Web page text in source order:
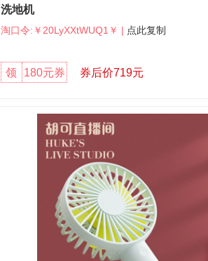
洗地机
淘口令:￥20LyXXtWUQ1￥ | 点此复制
领 180元券 券后价719元